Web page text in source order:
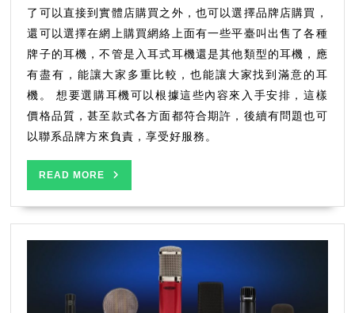
了可以直接到實體店購買之外，也可以選擇品牌店購買，
還可以選擇在網上購買網絡上面有一些平臺叫出售了各種
牌子的耳機，不管是入耳式耳機還是其他類型的耳機，應
有盡有，能讓大家多重比較，也能讓大家找到滿意的耳
機。 想要選購耳機可以根據這些內容來入手安排，這樣
價格品質，甚至款式各方面都符合期許，後續有問題也可
以聯系品牌方來負責，享受好服務。
READ MORE
MORE